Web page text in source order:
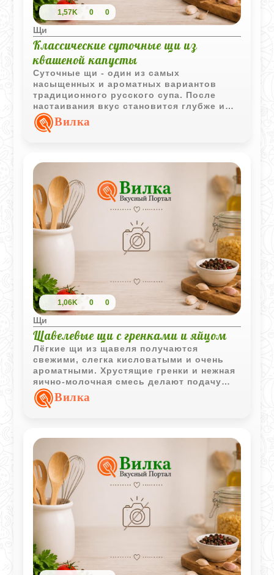
1,57K 0 0
Щи
Классические суточные щи из
квашеной капусты
Суточные щи - один из самых
насыщенных и ароматных вариантов
традиционного русского супа. После
настаивания вкус становится глубже и
гармоничнее, а квашеная капуста, мясной
бульон и сметана создают по-
Вилка
1,06K 0 0
Щи
Щавелевые щи с гренками и яйцом
Лёгкие щи из щавеля получаются
свежими, слегка кисловатыми и очень
ароматными. Хрустящие гренки и нежная
яично-молочная смесь делают подачу
особенно интересной, а свежая зелень
отлично дополняет вкус весеннего супа.
Вилка